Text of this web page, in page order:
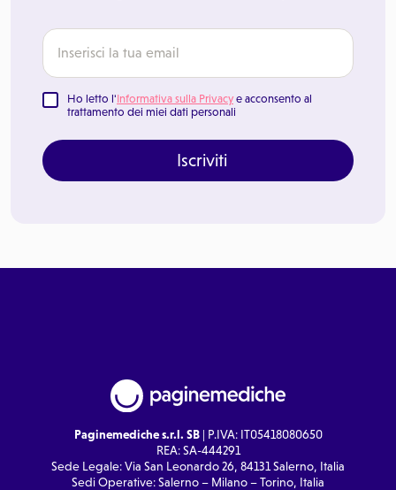
Ho letto l'Informativa sulla Privacy e acconsento al
trattamento dei miei dati personali
Iscriviti
Paginemediche s.r.l. SB| P.IVA: IT05418080650
REA: SA-444291
Sede Legale: Via San Leonardo 26, 84131 Salerno, Italia
Sedi Operative: Salerno – Milano – Torino, Italia